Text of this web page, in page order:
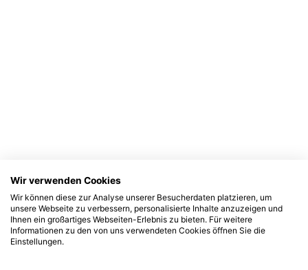
Wir verwenden Cookies
Wir können diese zur Analyse unserer Besucherdaten platzieren, um
unsere Webseite zu verbessern, personalisierte Inhalte anzuzeigen und
Ihnen ein großartiges Webseiten-Erlebnis zu bieten. Für weitere
Informationen zu den von uns verwendeten Cookies öffnen Sie die
Einstellungen.